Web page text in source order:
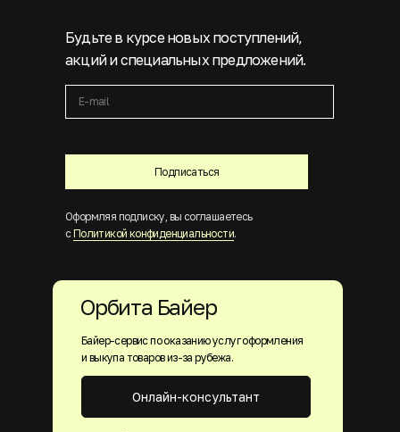
Подписаться
Будьте в курсе новых поступлений,
акций и специальных предложений.
Оформляя подписку, вы соглашаетесь
с Политикой конфиденциальности.
Байер-сервис по оказанию услуг оформления
и выкупа товаров из-за рубежа.
Онлайн-консультант
Орбита Байер